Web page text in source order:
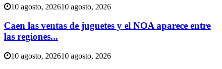
10 agosto, 202610 agosto, 2026
Caen las ventas de juguetes y el NOA aparece entre
las regiones...
10 agosto, 202610 agosto, 2026